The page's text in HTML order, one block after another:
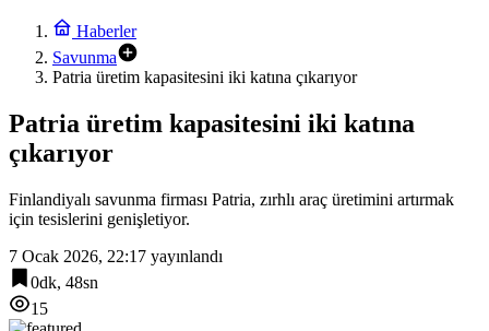
Haberler
Savunma
Patria üretim kapasitesini iki katına çıkarıyor
Patria üretim kapasitesini iki katına
çıkarıyor
Finlandiyalı savunma firması Patria, zırhlı araç üretimini artırmak
için tesislerini genişletiyor.
7 Ocak 2026, 22:17 yayınlandı
0dk, 48sn
15